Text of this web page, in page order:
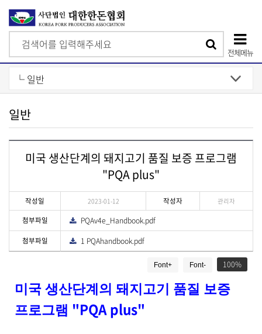
색
전체메뉴
단
모
바
일
일반
보
미국 생산단계의 돼지고기 품질 보증 프로그램
"PQA plus"
작성일 2023-01-12 작성자 관리자
첨부파일
다
드
PQAv4e_Handbook.pdf
첨부파일
다1 PQAhandbook.pdf
100
Font+ Font-
미국 생산단계의 돼지고기 품질 보증
프로그램 "PQA plus"